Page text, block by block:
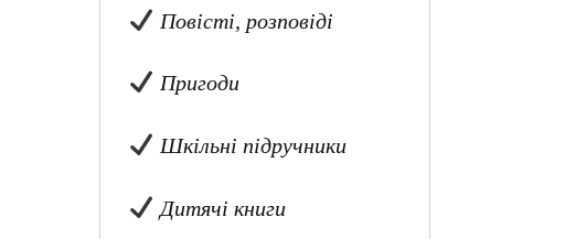
Повісті, розповіді
Пригоди
Шкільні підручники
Дитячі книги